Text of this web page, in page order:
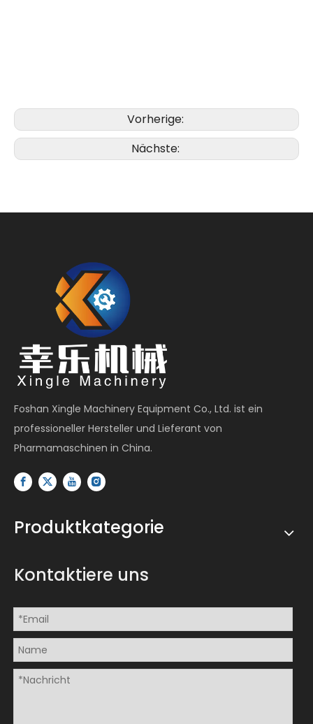
Vorherige:
Nächste:
Foshan Xingle Machinery Equipment Co., Ltd. ist ein
professioneller Hersteller und Lieferant von
Pharmamaschinen in China.
Produktkategorie
Kontaktiere uns